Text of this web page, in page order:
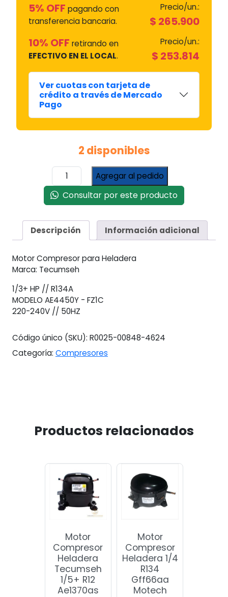
5% OFF pagando con
transferencia bancaria.
Precio/un.:
$ 265.900
10% OFF retirando en
EFECTIVO EN EL LOCAL.
Precio/un.:
$ 253.814
Ver cuotas con tarjeta de
crédito a través de Mercado
Pago
2 disponibles
Compresor
Heladera
Tecumseh
1/3+
R134a
Ae4450y
Agregar al pedido
Consultar por este producto
Descripción Información adicional
Motor Compresor para Heladera
Marca: Tecumseh
1/3+ HP // R134A
MODELO AE4450Y - FZ1C
220-240V // 50HZ
Código único (SKU): R0025-00848-4624
Categoría: Compresores
Productos relacionados
Motor
Compresor
Heladera
Tecumseh
1/5+ R12
Ae1370as
Motor
Compresor
Heladera 1/4
R134
Gff66aa
Motech